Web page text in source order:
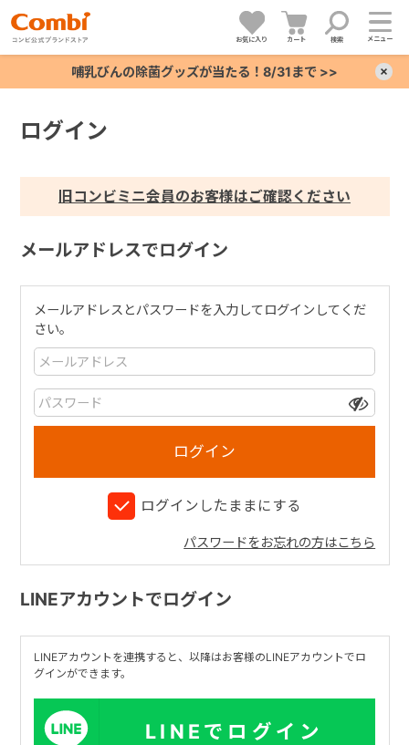
お気に入り カート 検索 メニュー
哺乳びんの除菌グッズが当たる！8/31まで >>
ログイン
旧コンビミニ会員のお客様はご確認ください
メールアドレスでログイン
メールアドレスとパスワードを入力してログインしてくだ
さい。
ログインしたままにする
パスワードをお忘れの方はこちら
LINEアカウントでログイン
LINEアカウントを連携すると、以降はお客様のLINEアカウントでロ
グインができます。
LINEでログイン